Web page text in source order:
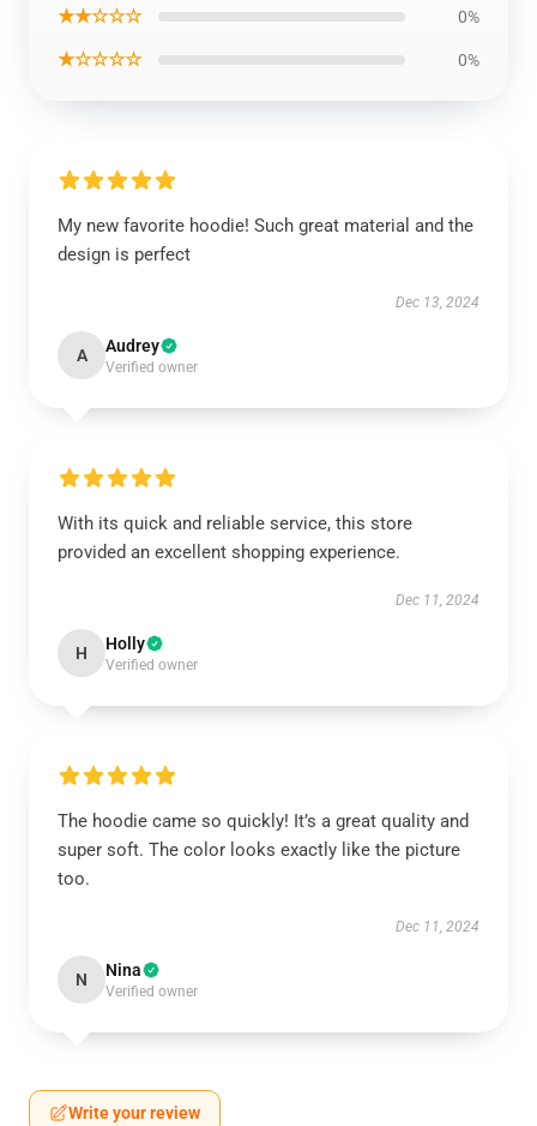
★★☆☆☆ 0%
★☆☆☆☆ 0%
My new favorite hoodie! Such great material and the
design is perfect
Dec 13, 2024
A Audrey
Verified owner
With its quick and reliable service, this store
provided an excellent shopping experience.
Dec 11, 2024
H Holly
Verified owner
The hoodie came so quickly! It’s a great quality and
super soft. The color looks exactly like the picture
too.
Dec 11, 2024
N Nina
Verified owner
Write your review